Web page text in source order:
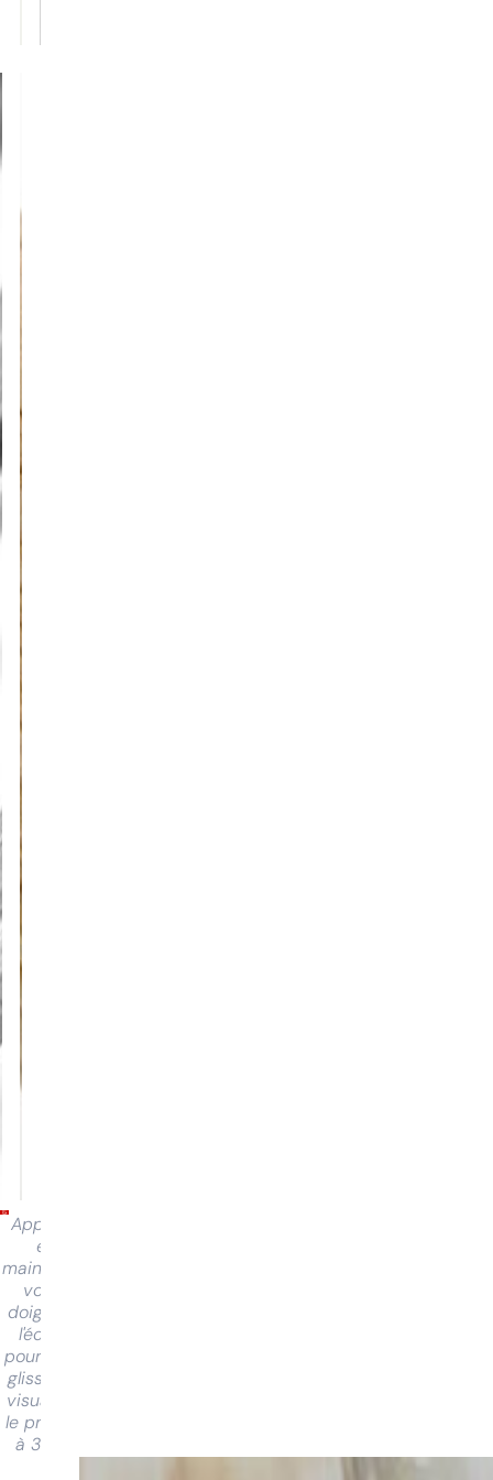
Appuyez
et
maintenez
votre
doigt sur
l'écran
pour faire
glisser et
visualiser
le produit
à 360°